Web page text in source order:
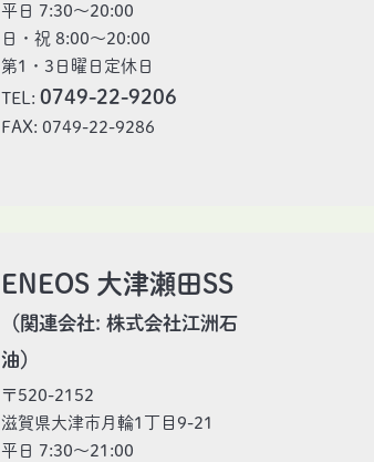
平日 7:30〜20:00
日・祝 8:00〜20:00
第1・3日曜日定休日
TEL:0749-22-9206
FAX: 0749-22-9286
ENEOS 大津瀬田SS
（関連会社: 株式会社江洲石
油）
〒520-2152
滋賀県大津市月輪1丁目9-21
平日 7:30〜21:00